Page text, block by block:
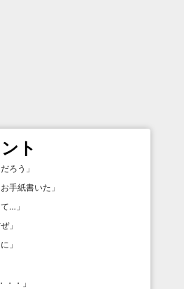
ト
ろう 」
手紙書いた 」
て… 」
」
」
・・ 」